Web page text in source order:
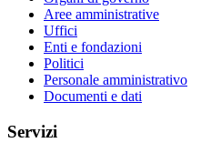
Aree amministrative
Uffici
Enti e fondazioni
Politici
Personale amministrativo
Documenti e dati
Servizi